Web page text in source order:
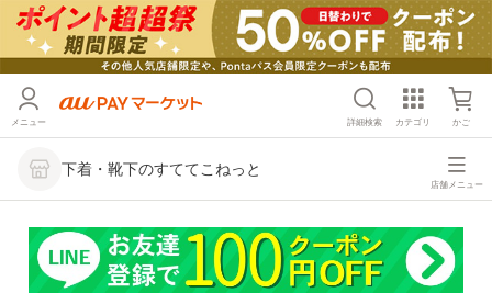
メニュー 詳細検索 カテゴリ かご
下着・靴下のすててこねっと
店舗メニュー